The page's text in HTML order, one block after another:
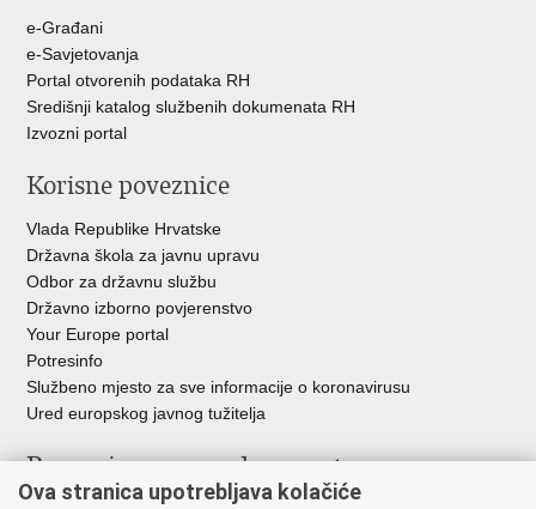
e-Građani
e-Savjetovanja
Portal otvorenih podataka RH
Središnji katalog službenih dokumenata RH
Izvozni portal
Korisne poveznice
Vlada Republike Hrvatske
Državna škola za javnu upravu
Odbor za državnu službu
Državno izborno povjerenstvo
Your Europe portal
Potresinfo
Službeno mjesto za sve informacije o koronavirusu
Ured europskog javnog tužitelja
Poveznice pravosudnog sustava
Ova stranica upotrebljava kolačiće